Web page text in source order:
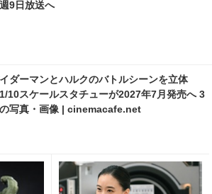
9日放送へ
ダーマンとハルクのバトルシーンを立体
10スケールスタチューが2027年7月発売へ 3
写真・画像 | cinemacafe.net